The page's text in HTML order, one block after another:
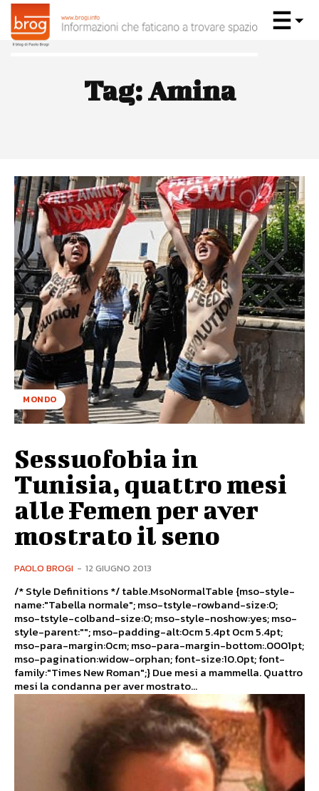
Tag:Amina
MONDO
Sessuofobia in
Tunisia, quattro mesi
alle Femen per aver
mostrato il seno
PAOLO BROGI - 12 GIUGNO 2013
/* Style Definitions */ table.MsoNormalTable {mso-style-
name:"Tabella normale"; mso-tstyle-rowband-size:0;
mso-tstyle-colband-size:0; mso-style-noshow:yes; mso-
style-parent:""; mso-padding-alt:0cm 5.4pt 0cm 5.4pt;
mso-para-margin:0cm; mso-para-margin-bottom:.0001pt;
mso-pagination:widow-orphan; font-size:10.0pt; font-
family:"Times New Roman";} Due mesi a mammella. Quattro
mesi la condanna per aver mostrato...